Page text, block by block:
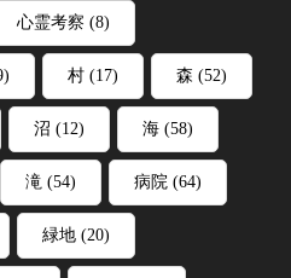
心霊考察 (8)
村 (17) 森 (52)
沼 (12) 海 (58)
滝 (54) 病院 (64)
緑地 (20)